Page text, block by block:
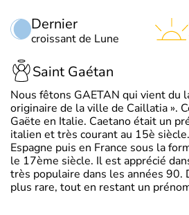
Dernier
croissant de Lune
Saint Gaétan
Nous fêtons GAETAN qui vient du
originaire de la ville de Caillatia ».
Gaëte en Italie. Caetano était un
italien et très courant au 15è
Espagne puis en France sous la
le 17ème siècle. Il est apprécié
très populaire dans les années 90.
plus rare, tout en restant un